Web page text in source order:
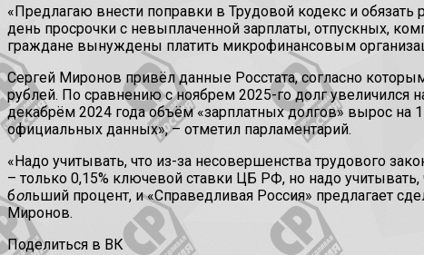
«Предлагаю внести поправки в Трудовой кодекс и
день просрочки с невыплаченной зарплаты, отпускных,
граждане вынуждены платить микрофинансовым
Сергей Миронов привёл данные Росстата, согласно
рублей. По сравнению с ноябрем 2025-го долг увеличился
декабрём 2024 года объём «зарплатных долгов» вырос на
официальных данных», – отметил парламентарий.
«Надо учитывать, что из-за несовершенства трудового
– только 0,15% ключевой ставки ЦБ РФ, но надо
больший процент, и «Справедливая Россия» предлагает
Миронов.
Поделиться в ВК